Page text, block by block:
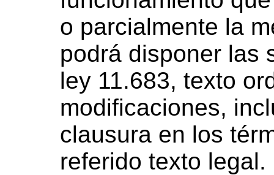
o parcialmente la
podrá disponer las
ley 11.683, texto
modificaciones,
clausura en los
referido texto legal.